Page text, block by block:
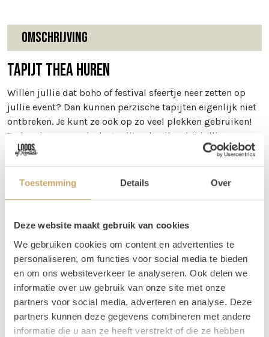
Toestemming Details Over
Deze website maakt gebruik van cookies
We gebruiken cookies om content en advertenties te
personaliseren, om functies voor social media te bieden
en om ons websiteverkeer te analyseren. Ook delen we
informatie over uw gebruik van onze site met onze
partners voor social media, adverteren en analyse. Deze
partners kunnen deze gegevens combineren met andere
informatie die u aan ze heeft verstrekt of die ze hebben
Omschrijving
Tapijt Thea huren
Willen jullie dat boho of festival sfeertje neer zetten op
jullie event? Dan kunnen perzische tapijten eigenlijk niet
ontbreken. Je kunt ze ook op zo veel plekken gebruiken!
Zo kun je een perzische tapijt gebruiken bij jullie
welkomst hoek, maar je kunt ook meerdere tapijten
gebruiken om een loper van te maken! Wij gebruiken ze
zelf ook veel bij het creëren van verschillende zitjes. Ook
Afmetingen
Tapijt Thea heeft een diameter van 150 cm.
Vragen
Wil je weten welke tapijten mooi bij elkaar staan, maar
kun je dit zelf niet zo goed bepalen via de foto's? Stuur
ons dan een berichtje! Je kunt ons bereiken op 06 20 21 73
66 of mail naarinfo@loodsofrentals.nl . We adviseren je